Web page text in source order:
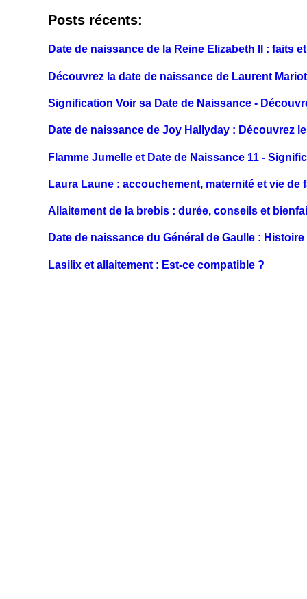
Posts récents:
Date de naissance de la Reine Elizabeth II : faits
Découvrez la date de naissance de Laurent
Signification Voir sa Date de Naissance -
Date de naissance de Joy Hallyday : Découvrez
Flamme Jumelle et Date de Naissance 11 -
Laura Laune : accouchement, maternité et vie de
Allaitement de la brebis : durée, conseils et
Date de naissance du Général de Gaulle :
Lasilix et allaitement : Est-ce compatible ?